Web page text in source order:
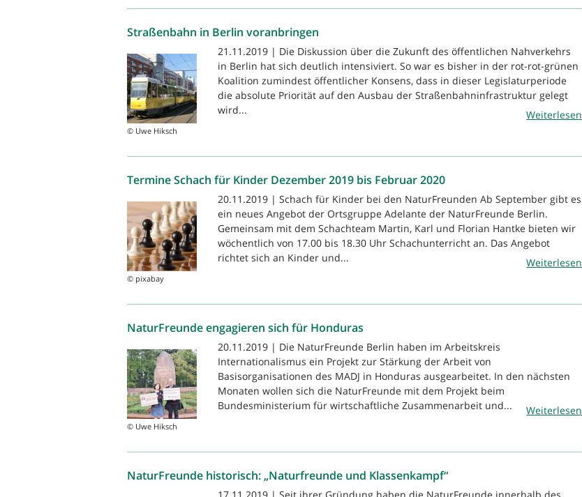
Straßenbahn in Berlin voranbringen
© Uwe Hiksch
21.11.2019 | Die Diskussion über die Zukunft des öffentlichen Nahverkehrs
in Berlin hat sich deutlich intensiviert. So war es bisher in der rot-rot-grünen
Koalition zumindest öffentlicher Konsens, dass in dieser Legislaturperiode
die absolute Priorität auf den Ausbau der Straßenbahninfrastruktur gelegt
wird...
Weiterlesen
Termine Schach für Kinder Dezember 2019 bis Februar 2020
© pixabay
20.11.2019 | Schach für Kinder bei den NaturFreunden Ab September gibt es
ein neues Angebot der Ortsgruppe Adelante der NaturFreunde Berlin.
Gemeinsam mit dem Schachteam Martin, Karl und Florian Hantke bieten wir
wöchentlich von 17.00 bis 18.30 Uhr Schachunterricht an. Das Angebot
richtet sich an Kinder und...
Weiterlesen
NaturFreunde engagieren sich für Honduras
© Uwe Hiksch
20.11.2019 | Die NaturFreunde Berlin haben im Arbeitskreis
Internationalismus ein Projekt zur Stärkung der Arbeit von
Basisorganisationen des MADJ in Honduras ausgearbeitet. In den nächsten
Monaten wollen sich die NaturFreunde mit dem Projekt beim
Bundesministerium für wirtschaftliche Zusammenarbeit und...
Weiterlesen
NaturFreunde historisch: „Naturfreunde und Klassenkampf“